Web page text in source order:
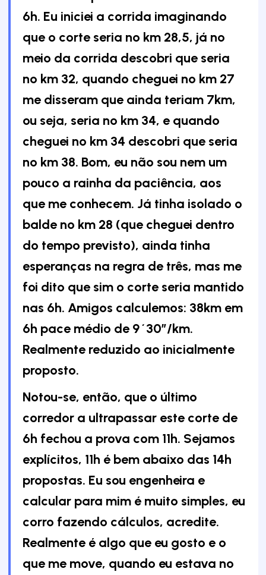
6h. Eu iniciei a corrida imaginando
que o corte seria no km 28,5, já no
meio da corrida descobri que seria
no km 32, quando cheguei no km 27
me disseram que ainda teriam 7km,
ou seja, seria no km 34, e quando
cheguei no km 34 descobri que seria
no km 38. Bom, eu não sou nem um
pouco a rainha da paciência, aos
que me conhecem. Já tinha isolado o
balde no km 28 (que cheguei dentro
do tempo previsto), ainda tinha
esperanças na regra de três, mas me
foi dito que sim o corte seria mantido
nas 6h. Amigos calculemos: 38km em
6h pace médio de 9´30”/km.
Realmente reduzido ao inicialmente
proposto.
Notou-se, então, que o último
corredor a ultrapassar este corte de
6h fechou a prova com 11h. Sejamos
explícitos, 11h é bem abaixo das 14h
propostas. Eu sou engenheira e
calcular para mim é muito simples, eu
corro fazendo cálculos, acredite.
Realmente é algo que eu gosto e o
que me move, quando eu estava no